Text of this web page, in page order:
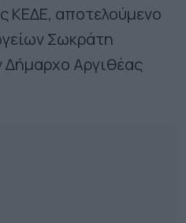
ΚΕΔΕ, αποτελούμενο
Σωκράτη
Δήμαρχο Αργιθέας